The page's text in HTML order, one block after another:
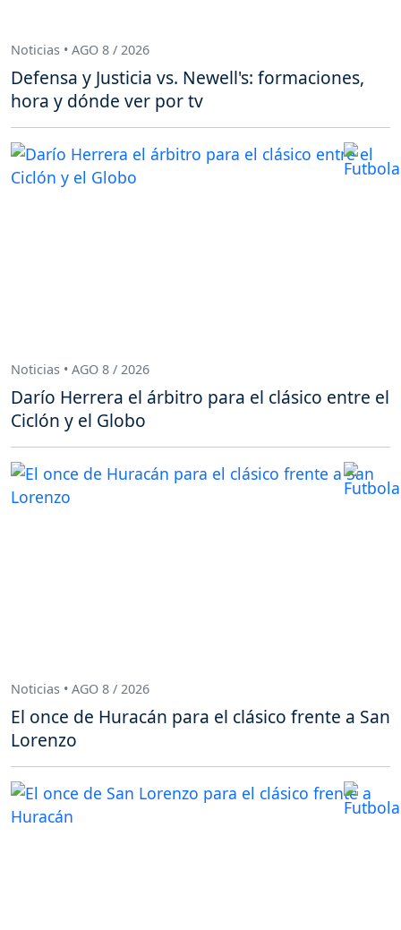
Noticias • AGO 8 / 2026
Defensa y Justicia vs. Newell's: formaciones,
hora y dónde ver por tv
Noticias • AGO 8 / 2026
Darío Herrera el árbitro para el clásico entre el
Ciclón y el Globo
Noticias • AGO 8 / 2026
El once de Huracán para el clásico frente a San
Lorenzo